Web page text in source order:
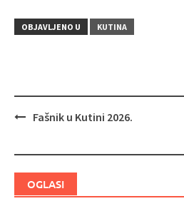
OBJAVLJENO U KUTINA
Fašnik u Kutini 2026.
OGLASI